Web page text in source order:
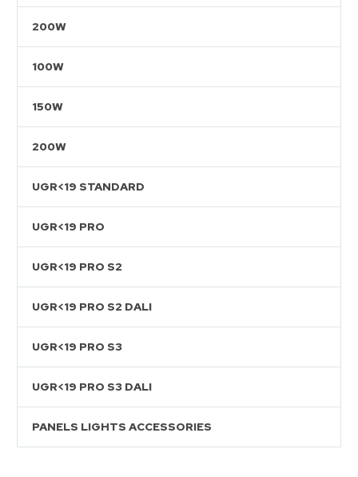
200W
100W
150W
200W
UGR<19 STANDARD
UGR<19 PRO
UGR<19 PRO S2
UGR<19 PRO S2 DALI
UGR<19 PRO S3
UGR<19 PRO S3 DALI
PANELS LIGHTS ACCESSORIES